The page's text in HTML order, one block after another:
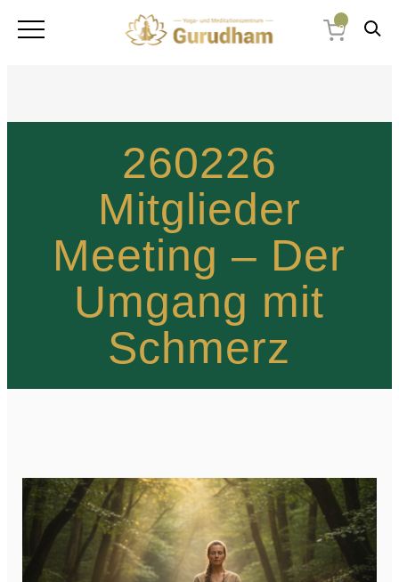
0
260226
Mitglieder
Meeting – Der
Umgang mit
Schmerz